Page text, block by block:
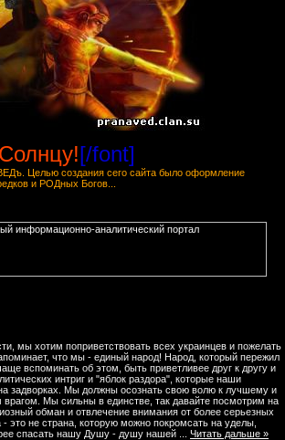
[/font]
Целью создания сего сайта было оформление
и РОДных Богов...
мы хотим поприветствовать всех украинцев и пожелать
что мы - единый народ! Народ, который пережил
вспоминать об этом, быть приветливее друг к другу и
интриг и "яблок раздора", которые наши
задворках. Мы должны осознать свою волю к лучшему и
Мы сильны в единстве, так давайте посмотрим на
обман и отвлечение внимания от более серьезных
не страна, которую можно покромсать на уделы,
спасать нашу Душу - душу нашей
Читать дальше »